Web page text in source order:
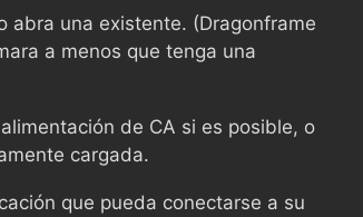
abra una existente. (Dragonframe
a menos que tenga una
de CA si es posible, o
cargada.
que pueda conectarse a su